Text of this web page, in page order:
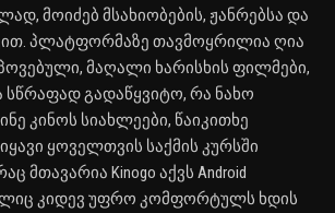
მოიძებ მსახიობების, ჟანრებსა და
პლატფორმაზე თავმოყრილია ღია
მაღალი ხარისხის ფილმები,
სწრაფად გადაწყვიტო, რა ნახო
კინოს სიახლეები, წაიკითხე
ყოველთვის საქმის კურსში
მთავარია Kinogo აქვს Android
კიდევ უფრო კომფორტულს ხდის